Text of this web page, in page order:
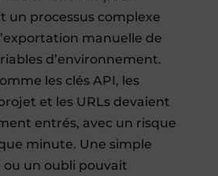
un processus complexe
manuelle de
d’environnement.
les clés API, les
et les URLs devaient
entrés, avec un risque
minute. Une simple
un oubli pouvait